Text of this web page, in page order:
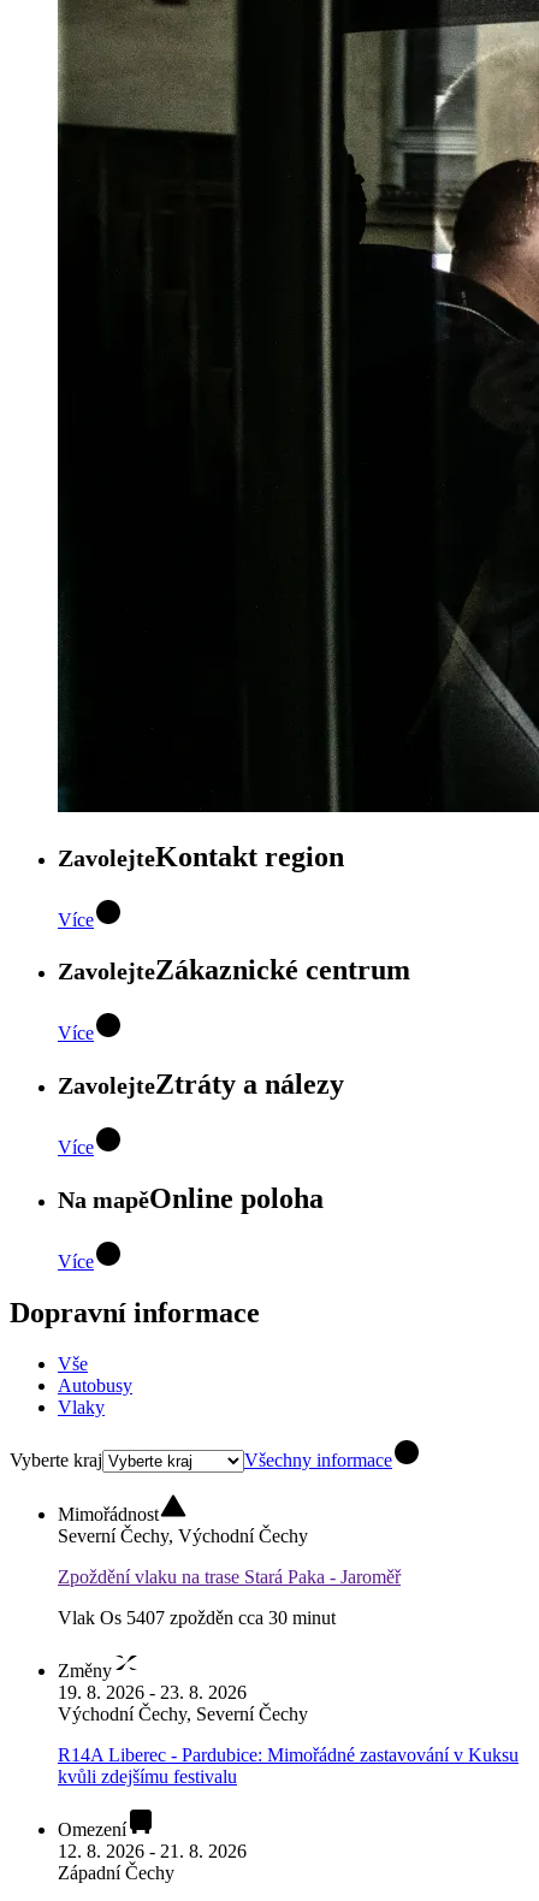
ZavolejteKontakt region
Více
ZavolejteZákaznické centrum
Více
ZavolejteZtráty a nálezy
Více
Na mapěOnline poloha
Více
Dopravní informace
Vše
Autobusy
Vlaky
Vyberte kraj Všechny informace
Mimořádnost
Severní Čechy, Východní Čechy
Zpoždění vlaku na trase Stará Paka - Jaroměř
Vlak Os 5407 zpožděn cca 30 minut
Změny
19. 8. 2026 - 23. 8. 2026
Východní Čechy, Severní Čechy
R14A Liberec - Pardubice: Mimořádné zastavování v Kuksu
kvůli zdejšímu festivalu
Omezení
12. 8. 2026 - 21. 8. 2026
Západní Čechy